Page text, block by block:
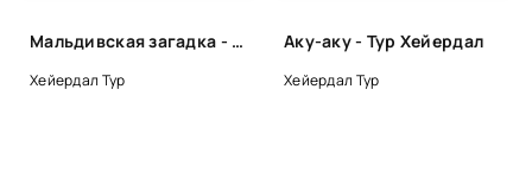
Мальдивская загадка - Тур Хейердал
Хейердал Тур
Аку-аку - Тур Хейердал
Хейердал Тур